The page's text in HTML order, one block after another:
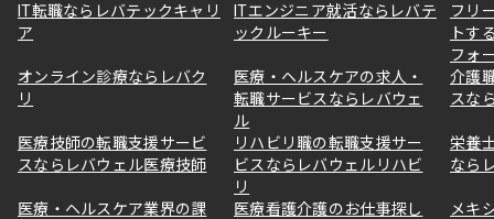
IT転職ならレバテックキャリ
ア
ITエンジニア就活ならレバテ
ックルーキー
フリ
トす
フォ
オンライン診療ならレバク
リ
医療・ヘルスケアの求人・
転職サービスならレバウェ
ル
介護
スな
医療技師の転職支援サービ
スならレバウェル医療技師
リハビリ職の転職支援サー
ビスならレバウェルリハビ
リ
栄養
なら
医療・ヘルスケア業界の課
医療看護介護のお仕事探し
メキ